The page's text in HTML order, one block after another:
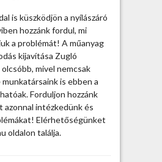
a
b
l
a
k
m
e
g
h
i
á
is küszködjön a nyílászáró
hozzánk fordul, mi
a problémát! A műanyag
kijavítása Zugló
mivel nemcsak
is ebben a
Forduljon hozzánk
azonnal intézkedünk és
Elérhetőségünket
oldalon találja.